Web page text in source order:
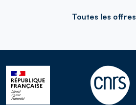
Toutes les offres